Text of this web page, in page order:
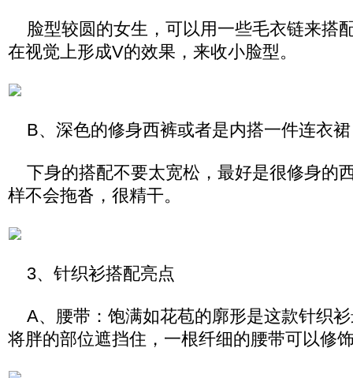
脸型较圆的女生，可以用一些毛衣链来搭
在视觉上形成V的效果，来收小脸型。
B、深色的修身西裤或者是内搭一件连衣裙
下身的搭配不要太宽松，最好是很修身的
样不会拖沓，很精干。
3、针织衫搭配亮点
A、腰带：饱满如花苞的廓形是这款针织
将胖的部位遮挡住，一根纤细的腰带可以修